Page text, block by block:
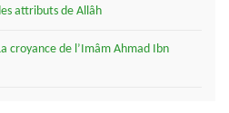
attributs de Allâh
croyance de l’Imâm Ahmad Ibn